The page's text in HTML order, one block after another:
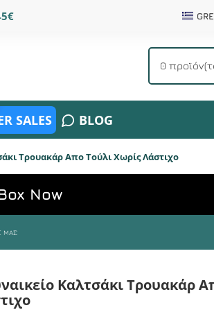
0
SALES BLOG
Τρουακάρ Απο Τούλι Χωρίς Λάστιχο
Now
ΜΑΣ
Καλτσάκι Τρουακάρ